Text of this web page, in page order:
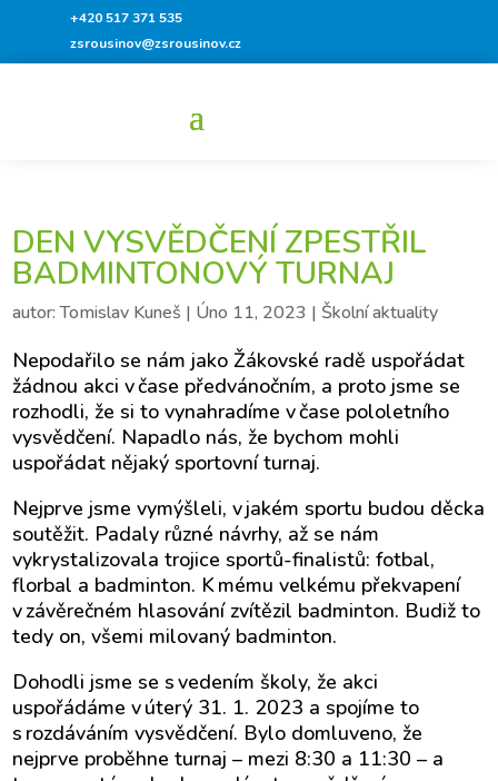
+420 517 371 535
zsrousinov@zsrousinov.cz
DEN VYSVĚDČENÍ ZPESTŘIL
BADMINTONOVÝ TURNAJ
autor:Tomislav Kuneš | Úno 11, 2023 | Školní aktuality
Nepodařilo se nám jako Žákovské radě uspořádat
žádnou akci v čase předvánočním, a proto jsme se
rozhodli, že si to vynahradíme v čase pololetního
vysvědčení. Napadlo nás, že bychom mohli
uspořádat nějaký sportovní turnaj.
Nejprve jsme vymýšleli, v jakém sportu budou děcka
soutěžit. Padaly různé návrhy, až se nám
vykrystalizovala trojice sportů-finalistů: fotbal,
florbal a badminton. K mému velkému překvapení
v závěrečném hlasování zvítězil badminton. Budiž to
tedy on, všemi milovaný badminton.
Dohodli jsme se s vedením školy, že akci
uspořádáme v úterý 31. 1. 2023 a spojíme to
s rozdáváním vysvědčení. Bylo domluveno, že
nejprve proběhne turnaj – mezi 8:30 a 11:30 – a